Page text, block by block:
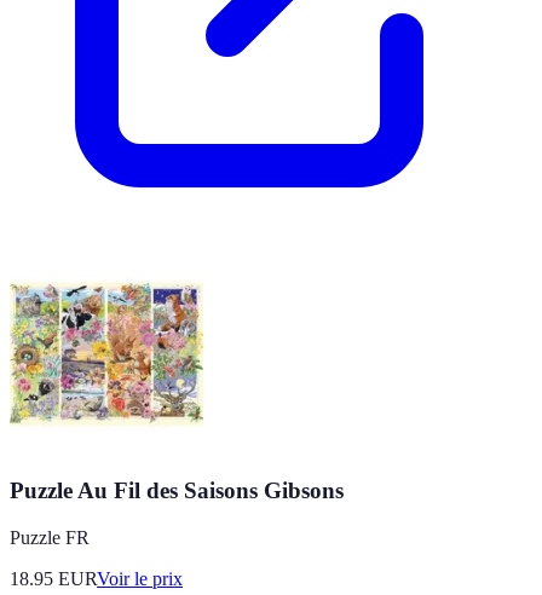
Puzzle Au Fil des Saisons Gibsons
Puzzle FR
18.95 EURVoir le prix